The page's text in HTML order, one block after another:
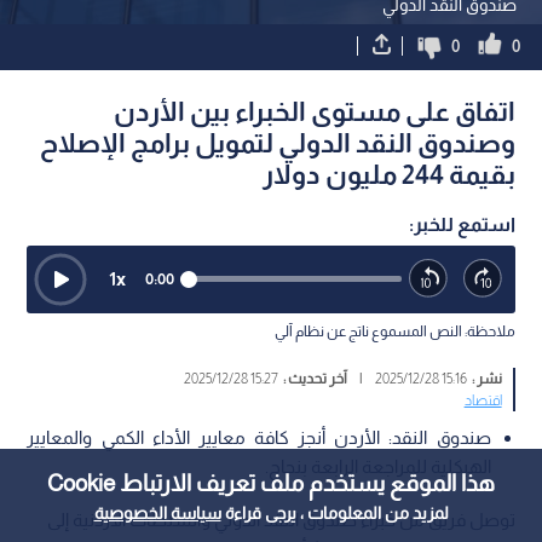
هذا الموقع يستخدم ملف تعريف الارتباط Cookie
لمزيد من المعلومات ، يرجى قراءةسياسة الخصوصية
صندوق النقد الدولي
0
0
اتفاق على مستوى الخبراء بين الأردن
وصندوق النقد الدولي لتمويل برامج الإصلاح
بقيمة 244 مليون دولار
استمع للخبر:
0:00
1x
ملاحظة: النص المسموع ناتج عن نظام آلي
نشر :15:16 2025/12/28
| آخر تحديث :15:27 2025/12/28
اقتصاد
صندوق النقد: الأردن أنجز كافة معايير الأداء الكمي والمعايير
توصل فريق من خبراء صندوق النقد الدولي والسلطات الأردنية إلى